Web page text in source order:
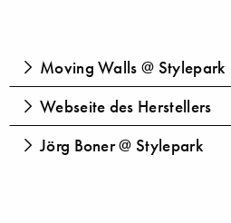
Moving Walls @ Stylepark
Webseite des Herstellers
Jörg Boner @ Stylepark